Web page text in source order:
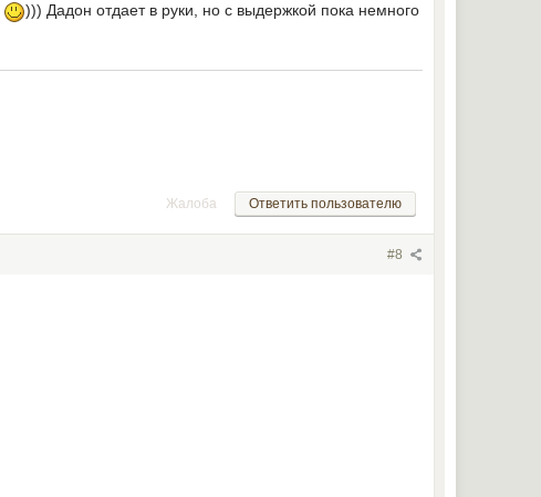
))) Дадон отдает в руки, но с выдержкой пока немного
Ответить пользователю
Жалоба
#8